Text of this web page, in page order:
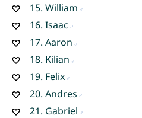
15. William
16. Isaac
17. Aaron
18. Kilian
19. Felix
20. Andres
21. Gabriel